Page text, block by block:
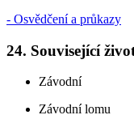
- Osvědčení a průkazy
24. Související
Závodní
Závodní lomu